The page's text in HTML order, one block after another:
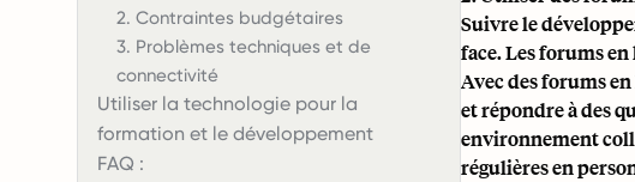
2. Contraintes budgétaires
3. Problèmes techniques et de
connectivité
Utiliser la technologie pour la
formation et le développement
FAQ :
Suivre le
face. Les forums
Avec des forums
et répondre à des
environnement
régulières en